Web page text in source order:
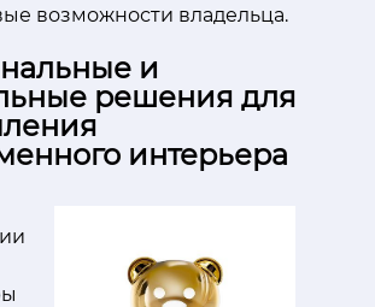
возможности владельца.
и
решения для
интерьера